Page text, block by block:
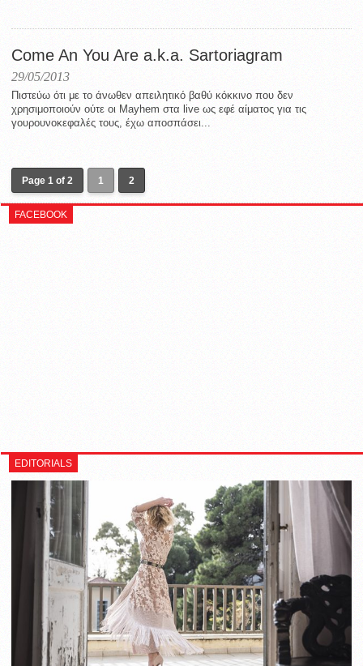
Come An You Are a.k.a. Sartoriagram
29/05/2013
Πιστεύω ότι με το άνωθεν απειλητικό βαθύ κόκκινο που δεν
χρησιμοποιούν ούτε οι Mayhem στα live ως εφέ αίματος για τις
γουρουνοκεφαλές τους, έχω αποσπάσει...
Page 1 of 2 1 2
FACEBOOK
EDITORIALS